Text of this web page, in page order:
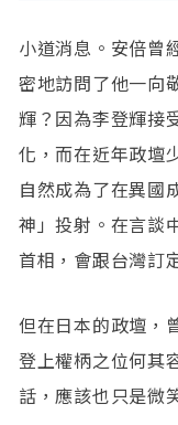
小道消息。安倍曾
密地訪問了他一向
輝？因為李登輝接
化，而在近年政壇
自然成為了在異國
神」投射。在言談
首相，會跟台灣訂
但在日本的政壇，
登上權柄之位何其
話，應該也只是微